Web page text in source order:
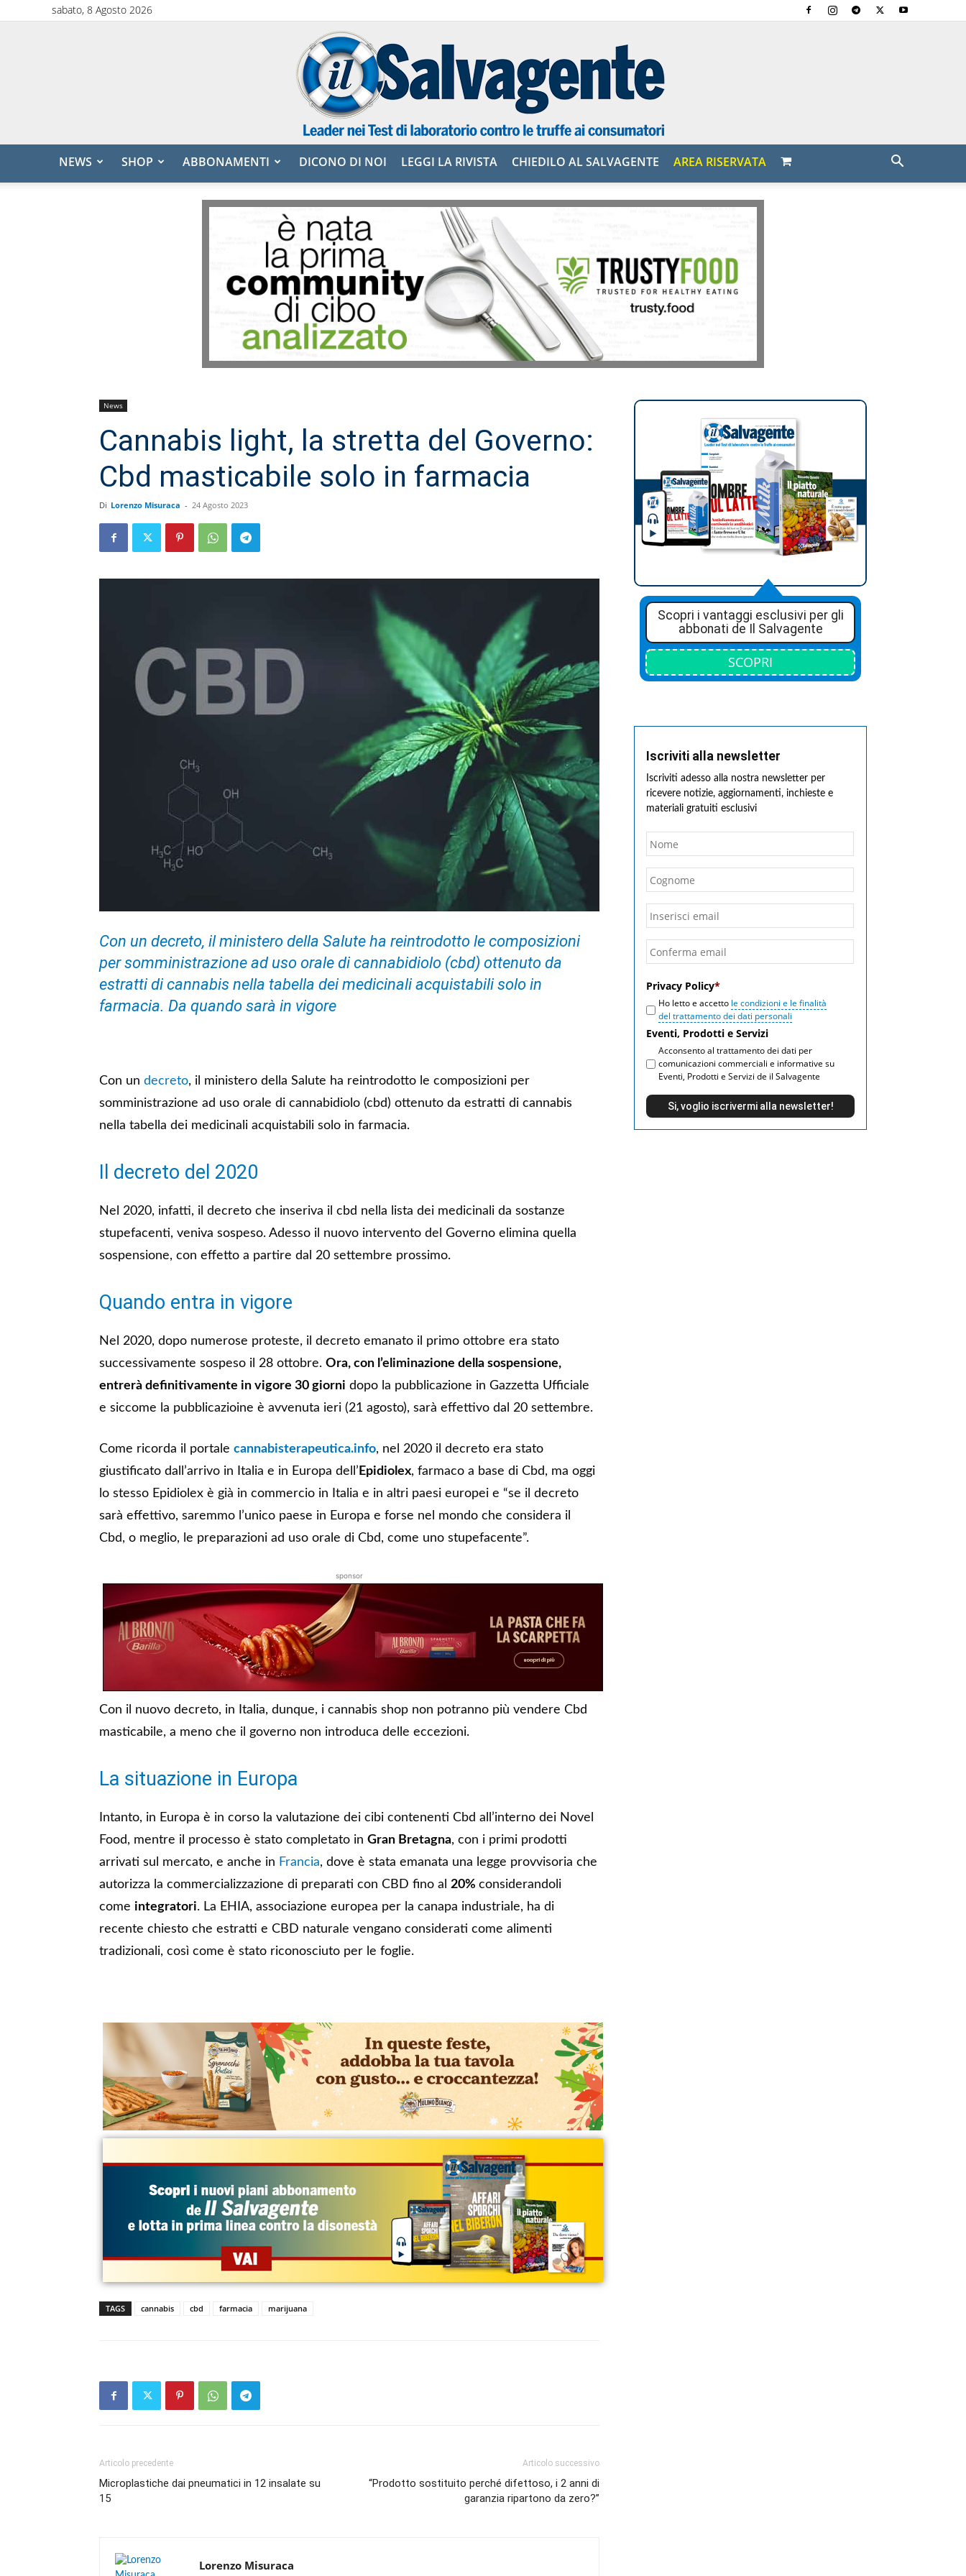
sabato, 8 Agosto 2026
Salvagente
NEWS SHOP ABBONAMENTI DICONO DI NOI LEGGI LA RIVISTA CHIEDILO AL SALVAGENTE AREA RISERVATA
News
Cannabis light, la stretta del Governo:
Cbd masticabile solo in farmacia
Di Lorenzo Misuraca - 24 Agosto 2023
Con un decreto, il ministero della Salute ha reintrodotto le composizioni
per somministrazione ad uso orale di cannabidiolo (cbd) ottenuto da
estratti di cannabis nella tabella dei medicinali acquistabili solo in
farmacia. Da quando sarà in vigore
Con un decreto, il ministero della Salute ha reintrodotto le composizioni per
somministrazione ad uso orale di cannabidiolo (cbd) ottenuto da estratti di cannabis
nella tabella dei medicinali acquistabili solo in farmacia.
Il decreto del 2020
Nel 2020, infatti, il decreto che inseriva il cbd nella lista dei medicinali da sostanze
stupefacenti, veniva sospeso. Adesso il nuovo intervento del Governo elimina quella
sospensione, con effetto a partire dal 20 settembre prossimo.
Quando entra in vigore
Nel 2020, dopo numerose proteste, il decreto emanato il primo ottobre era stato
successivamente sospeso il 28 ottobre. Ora, con l’eliminazione della sospensione,
entrerà definitivamente in vigore 30 giorni dopo la pubblicazione in Gazzetta Ufficiale
e siccome la pubblicazioine è avvenuta ieri (21 agosto), sarà effettivo dal 20 settembre.
Come ricorda il portale cannabisterapeutica.info, nel 2020 il decreto era stato
giustificato dall’arrivo in Italia e in Europa dell’ Epidiolex, farmaco a base di Cbd, ma oggi
lo stesso Epidiolex è già in commercio in Italia e in altri paesi europei e “se il decreto
sarà effettivo, saremmo l’unico paese in Europa e forse nel mondo che considera il
Cbd, o meglio, le preparazioni ad uso orale di Cbd, come uno stupefacente”.
sponsor
Con il nuovo decreto, in Italia, dunque, i cannabis shop non potranno più vendere Cbd
masticabile, a meno che il governo non introduca delle eccezioni.
La situazione in Europa
Intanto, in Europa è in corso la valutazione dei cibi contenenti Cbd all’interno dei Novel
Food, mentre il processo è stato completato in Gran Bretagna, con i primi prodotti
arrivati sul mercato, e anche in Francia, dove è stata emanata una legge provvisoria che
autorizza la commercializzazione di preparati con CBD fino al 20% considerandoli
come integratori. La EHIA, associazione europea per la canapa industriale, ha di
recente chiesto che estratti e CBD naturale vengano considerati come alimenti
tradizionali, così come è stato riconosciuto per le foglie.
TAGS cannabis cbd farmacia marijuana
Articolo precedente
Microplastiche dai pneumatici in 12 insalate su
15
Articolo successivo
“Prodotto sostituito perché difettoso, i 2 anni di
garanzia ripartono da zero?”
Lorenzo Misuraca
Scopri i vantaggi esclusivi per gli
abbonati de Il Salvagente
SCOPRI
Iscriviti alla newsletter
Iscriviti adesso alla nostra newsletter per
ricevere notizie, aggiornamenti, inchieste e
materiali gratuiti esclusivi
Nome
Email *
Privacy Policy*
Ho letto e accetto le condizioni e le finalità
del trattamento dei dati personali
Eventi, Prodotti e Servizi
Acconsento al trattamento dei dati per
comunicazioni commerciali e informative su
Eventi, Prodotti e Servizi de il Salvagente